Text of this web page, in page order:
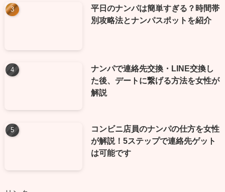
平日のナンパは簡単すぎる？時間帯
別攻略法とナンパスポットを紹介
ナンパで連絡先交換・LINE交換し
た後、デートに繋げる方法を女性が
解説
コンビニ店員のナンパの仕方を女性
が解説！5ステップで連絡先ゲット
は可能です